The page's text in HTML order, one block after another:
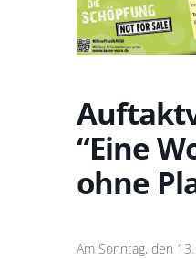
“Eine
ohne
Am Sonntag, den